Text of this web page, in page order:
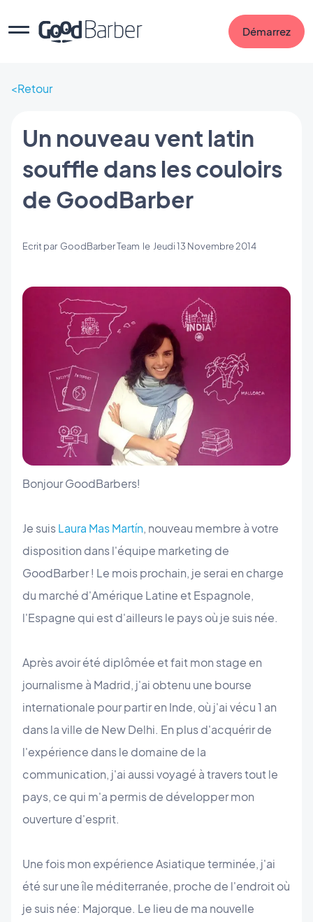
Démarrez
Retour
Un nouveau vent latin
souffle dans les couloirs
de GoodBarber
Ecrit par GoodBarber Team le Jeudi 13 Novembre 2014
Bonjour GoodBarbers!
Je suisLaura Mas Martín, nouveau membre à votre
disposition dans l'équipe marketing de
GoodBarber ! Le mois prochain, je serai en charge
du marché d'Amérique Latine et Espagnole,
l'Espagne qui est d'ailleurs le pays où je suis née.
Après avoir été diplômée et fait mon stage en
journalisme à Madrid, j'ai obtenu une bourse
internationale pour partir en Inde, où j'ai vécu 1 an
dans la ville de New Delhi. En plus d'acquérir de
l'expérience dans le domaine de la
communication, j'ai aussi voyagé à travers tout le
pays, ce qui m'a permis de développer mon
ouverture d'esprit.
Une fois mon expérience Asiatique terminée, j'ai
été sur une île méditerranée, proche de l'endroit où
je suis née: Majorque. Le lieu de ma nouvelle